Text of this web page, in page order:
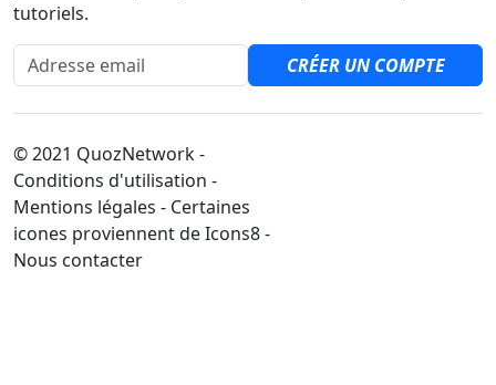
tutoriels.
Adresse email
CRÉER UN COMPTE
© 2021 QuozNetwork -
Conditions d'utilisation -
Mentions légales - Certaines
icones proviennent de Icons8 -
Nous contacter